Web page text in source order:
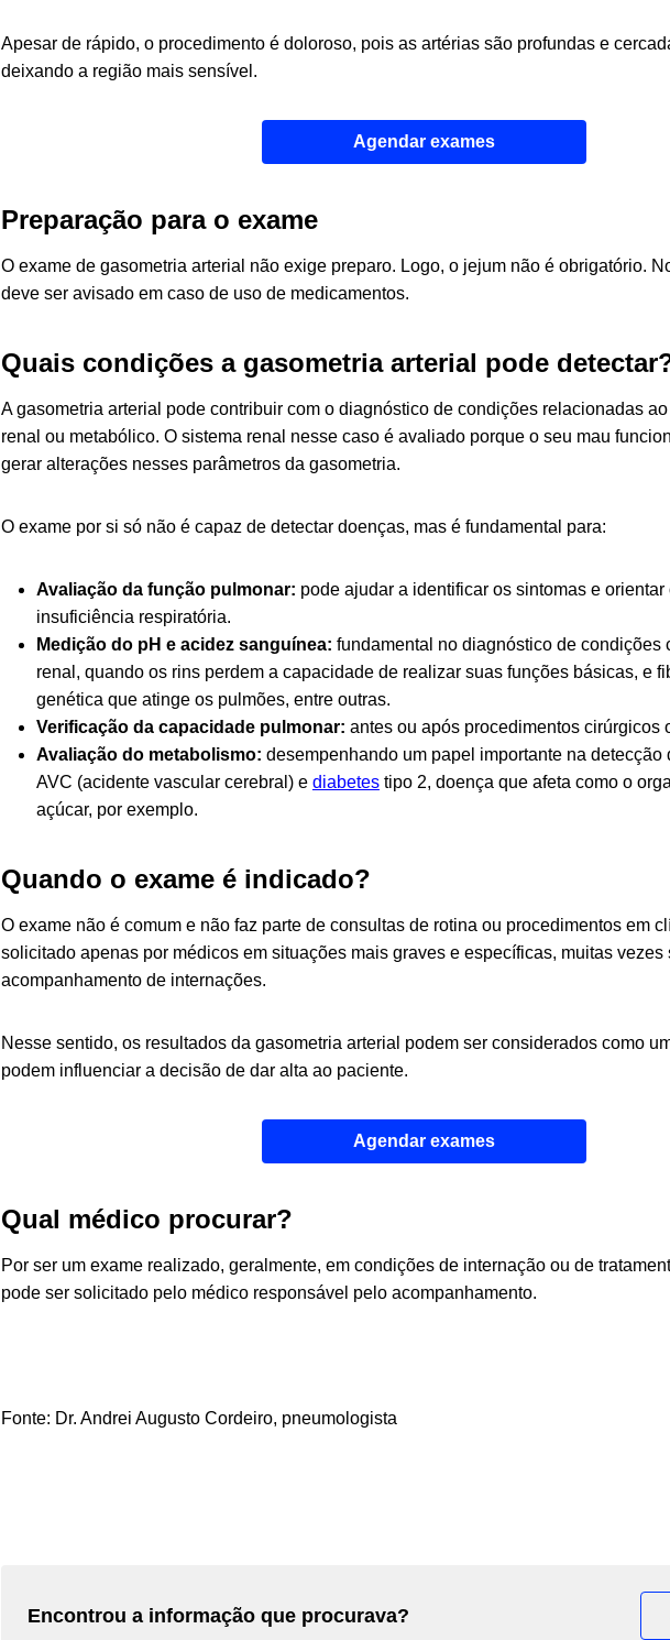
Apesar de rápido, o procedimento é doloroso, pois as artérias são profundas e
deixando a região mais sensível.
Agendar exames
Preparação para o exame
O exame de gasometria arterial não exige preparo. Logo, o jejum não é obrigatório.
deve ser avisado em caso de uso de medicamentos.
Quais condições a gasometria arterial pode
A gasometria arterial pode contribuir com o diagnóstico de condições relacionadas
renal ou metabólico. O sistema renal nesse caso é avaliado porque o seu mau
gerar alterações nesses parâmetros da gasometria.
O exame por si só não é capaz de detectar doenças, mas é fundamental para:
Avaliação da função pulmonar: pode ajudar a identificar os sintomas e orientar
insuficiência respiratória.
Medição do pH e acidez sanguínea: fundamental no diagnóstico de condições
renal, quando os rins perdem a capacidade de realizar suas funções básicas, e
genética que atinge os pulmões, entre outras.
Verificação da capacidade pulmonar: antes ou após procedimentos cirúrgicos
Avaliação do metabolismo: desempenhando um papel importante na detecção
AVC (acidente vascular cerebral) e diabetestipo 2, doença que afeta como o
açúcar, por exemplo.
Quando o exame é indicado?
O exame não é comum e não faz parte de consultas de rotina ou procedimentos em
solicitado apenas por médicos em situações mais graves e específicas, muitas vezes
acompanhamento de internações.
Nesse sentido, os resultados da gasometria arterial podem ser considerados como
podem influenciar a decisão de dar alta ao paciente.
Agendar exames
Qual médico procurar?
Por ser um exame realizado, geralmente, em condições de internação ou de
pode ser solicitado pelo médico responsável pelo acompanhamento.
Fonte: Dr. Andrei Augusto Cordeiro, pneumologista
Encontrou a informação que procurava?